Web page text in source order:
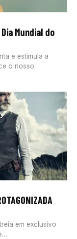
Mundial do
e estimula a
o nosso
em exclusivo